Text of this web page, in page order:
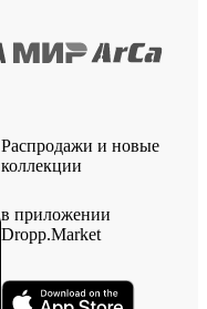
Распродажи и новые
коллекции
в приложении
Dropp.Market